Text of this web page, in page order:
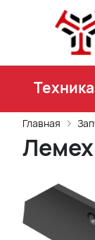
Техника
Главная